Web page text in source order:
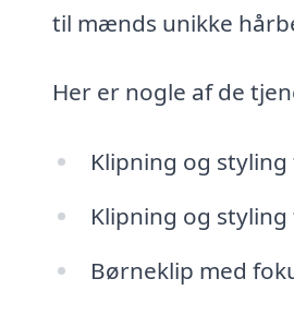
til mænds unikke
Her er nogle af de
Klipning og
Klipning og
Børneklip med